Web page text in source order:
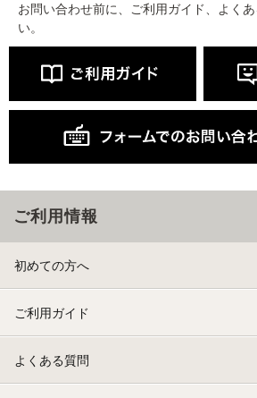
お問い合わせ前に、ご利用ガイド、よく
い。
ご利用情報
初めての方へ
ご利用ガイド
よくある質問